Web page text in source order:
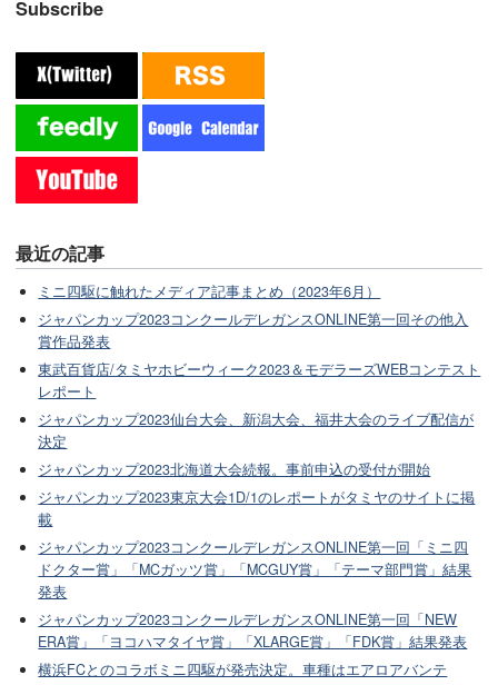
Subscribe
最近の記事
ミニ四駆に触れたメディア記事まとめ（2023年6月）
ジャパンカップ2023コンクールデレガンスONLINE第一回その他入
賞作品発表
東武百貨店/タミヤホビーウィーク2023＆モデラーズWEBコンテスト
レポート
ジャパンカップ2023仙台大会、新潟大会、福井大会のライブ配信が
決定
ジャパンカップ2023北海道大会続報。事前申込の受付が開始
ジャパンカップ2023東京大会1D/1のレポートがタミヤのサイトに掲
載
ジャパンカップ2023コンクールデレガンスONLINE第一回「ミニ四
ドクター賞」「MCガッツ賞」「MCGUY賞」「テーマ部門賞」結果
発表
ジャパンカップ2023コンクールデレガンスONLINE第一回「NEW
ERA賞」「ヨコハマタイヤ賞」「XLARGE賞」「FDK賞」結果発表
横浜FCとのコラボミニ四駆が発売決定。車種はエアロアバンテ